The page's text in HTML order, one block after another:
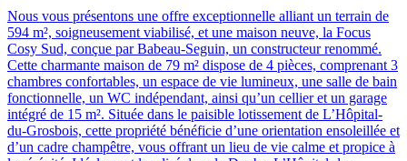
Nous vous présentons une offre exceptionnelle alliant un terrain de
594 m², soigneusement viabilisé, et une maison neuve, la Focus
Cosy Sud, conçue par Babeau-Seguin, un constructeur renommé.
Cette charmante maison de 79 m² dispose de 4 pièces, comprenant 3
chambres confortables, un espace de vie lumineux, une salle de bain
fonctionnelle, un WC indépendant, ainsi qu’un cellier et un garage
intégré de 15 m². Située dans le paisible lotissement de L’Hôpital-
du-Grosbois, cette propriété bénéficie d’une orientation ensoleillée et
d’un cadre champêtre, vous offrant un lieu de vie calme et propice à